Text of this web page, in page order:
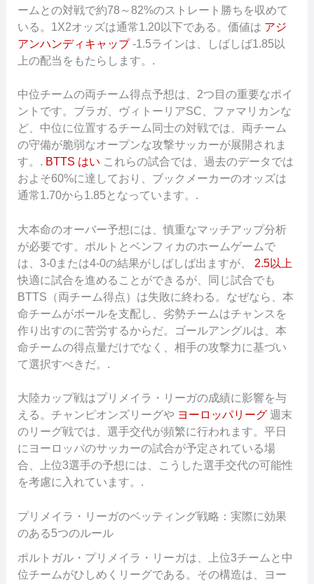
ームとの対戦で約78～82%のストレート勝ちを収めて
いる。1X2オッズは通常1.20以下である。価値は アジ
アンハンディキャップ-1.5ラインは、しばしば1.85以
上の配当をもたらします。.
中位チームの両チーム得点予想は、2つ目の重要なポイ
ントです。ブラガ、ヴィトーリアSC、ファマリカンな
ど、中位に位置するチーム同士の対戦では、両チーム
の守備が脆弱なオープンな攻撃サッカーが展開されま
す。. BTTS はい これらの試合では、過去のデータでは
およそ60%に達しており、ブックメーカーのオッズは
通常1.70から1.85となっています。.
大本命のオーバー予想には、慎重なマッチアップ分析
が必要です。ポルトとベンフィカのホームゲームで
は、3-0または4-0の結果がしばしば出ますが、 2.5以上
快適に試合を進めることができるが、同じ試合でも
BTTS（両チーム得点）は失敗に終わる。なぜなら、本
命チームがボールを支配し、劣勢チームはチャンスを
作り出すのに苦労するからだ。ゴールアングルは、本
命チームの得点量だけでなく、相手の攻撃力に基づい
て選択すべきだ。.
大陸カップ戦はプリメイラ・リーガの成績に影響を与
える。チャンピオンズリーグや ヨーロッパリーグ 週末
のリーグ戦では、選手交代が頻繁に行われます。平日
にヨーロッパのサッカーの試合が予定されている場
合、上位3選手の予想には、こうした選手交代の可能性
を考慮に入れています。.
プリメイラ・リーガのベッティング戦略：実際に効果
のある5つのルール
ポルトガル・プリメイラ・リーガは、上位3チームと中
位チームがひしめくリーグである。その構造は、ヨー